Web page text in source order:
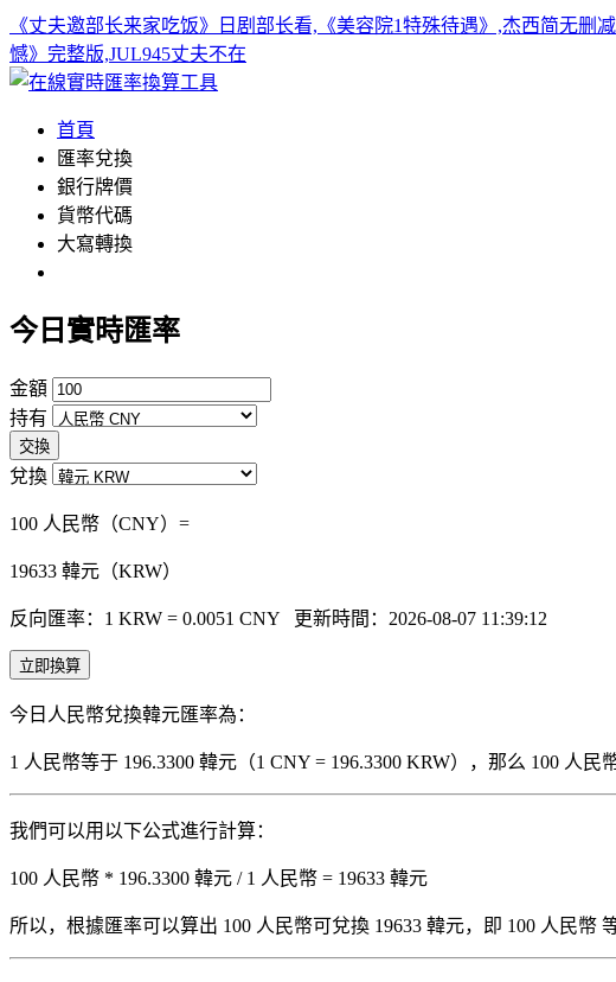
《丈夫邀部长来家吃饭》日剧部长看,《美容院1特殊待遇》,杰西简无
憾》完整版,JUL945丈夫不在
首頁
匯率兌換
銀行牌價
貨幣代碼
大寫轉換
今日實時匯率
金額
持有
交換
兌換
100 人民幣（CNY）=
19633 韓元（KRW）
反向匯率：1 KRW = 0.0051 CNY 更新時間：2026-08-07 11:39:12
立即換算
今日人民幣兌換韓元匯率為：
1 人民幣等于 196.3300 韓元（1 CNY = 196.3300 KRW），那么 100 人民
我們可以用以下公式進行計算：
100 人民幣 * 196.3300 韓元 / 1 人民幣 = 19633 韓元
所以，根據匯率可以算出 100 人民幣可兌換 19633 韓元，即 100 人民幣